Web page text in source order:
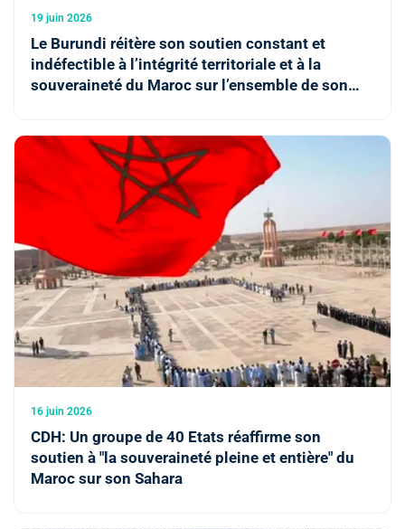
19 juin 2026
Le Burundi réitère son soutien constant et
indéfectible à l’intégrité territoriale et à la
souveraineté du Maroc sur l’ensemble de son
16 juin 2026
CDH: Un groupe de 40 Etats réaffirme son
soutien à "la souveraineté pleine et entière" du
Maroc sur son Sahara